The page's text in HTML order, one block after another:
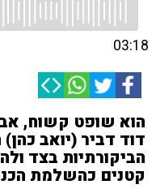
03:18
הוא שופט קשוח,
דוד דביר (יואב
הביקורתיות בצד
קטנים כהשלמת